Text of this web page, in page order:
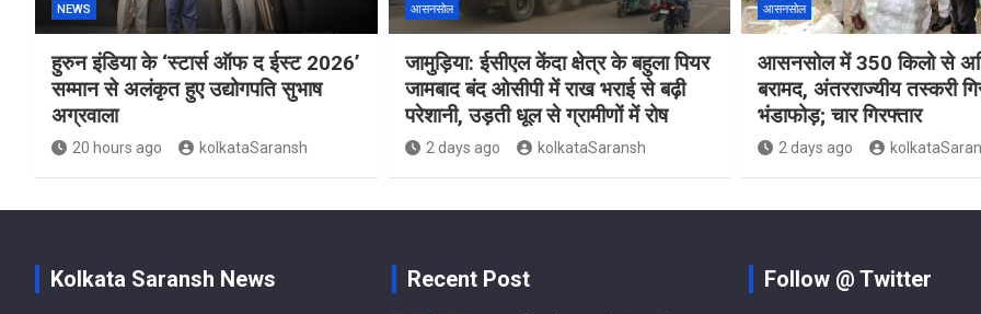
NEWS
हुरुन इंडिया के ‘स्टार्स ऑफ द ईस्ट 2026’
सम्मान से अलंकृत हुए उद्योगपति सुभाष
अग्रवाला
20 hours ago kolkataSaransh
आसनसोल
जामुड़िया: ईसीएल केंदा क्षेत्र के बहुला पियर
जामबाद बंद ओसीपी में राख भराई से बढ़ी
परेशानी, उड़ती धूल से ग्रामीणों में रोष
2 days ago kolkataSaransh
आसनसोल
आसनसोल में 350 किलो से
बरामद, अंतरराज्यीय तस्करी
भंडाफोड़; चार गिरफ्तार
2 days ago
Kolkata Saransh News Recent Post Follow @ Twitter